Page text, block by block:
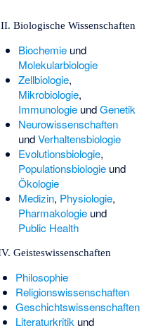
II. Biologische Wissenschaften
Biochemieund
Molekularbiologie
Zellbiologie,
Mikrobiologie,
ImmunologieundGenetik
Neurowissenschaften
undVerhaltensbiologie
Evolutionsbiologie,
Populationsbiologieund
Ökologie
Medizin, Physiologie,
Pharmakologieund
Public Health
Geisteswissenschaften
Philosophie
Religionswissenschaften
Geschichtswissenschaften
Literaturkritik und